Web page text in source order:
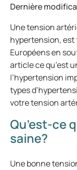
Dernière
Une tension
hypertension,
Européens en
article ce qu’est
l’hypertension
types
votre tension
Qu’est-ce
saine?
Une bonne